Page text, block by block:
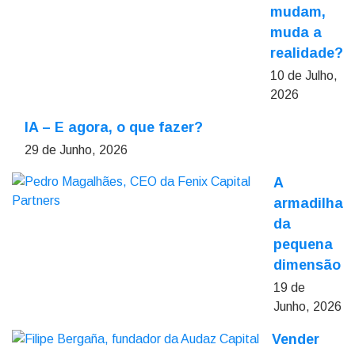
mudam,
muda a
realidade?
10 de Julho,
2026
IA – E agora, o que fazer?
29 de Junho, 2026
A
armadilha
da
pequena
dimensão
19 de
Junho, 2026
Vender